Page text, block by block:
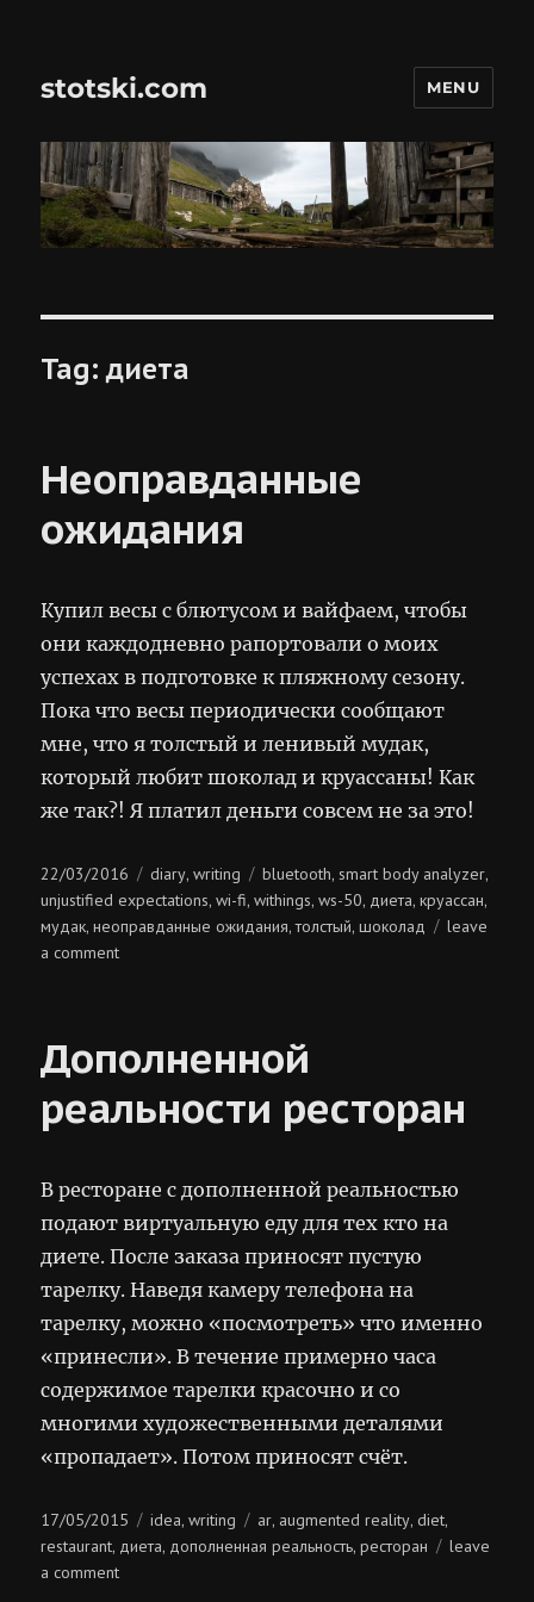
stotski.com MENU
Tag:диета
Неоправданные
ожидания
Купил весы с блютусом и вайфаем, чтобы
они каждодневно рапортовали о моих
успехах в подготовке к пляжному сезону.
Пока что весы периодически сообщают
мне, что я толстый и ленивый мудак,
который любит шоколад и круассаны! Как
же так?! Я платил деньги совсем не за это!
Posted
on
22/03/2016 Categories
diary,writing Tags
bluetooth, smart body analyzer,
unjustified expectations,wi-fi,withings,ws-50, диета,круассан,
мудак,неоправданные ожидания,толстый,шоколад
leave
a commenton
Дополненной
реальности ресторан
В ресторане с дополненной реальностью
подают виртуальную еду для тех кто на
диете. После заказа приносят пустую
тарелку. Наведя камеру телефона на
тарелку, можно «посмотреть» что именно
«принесли». В течение примерно часа
содержимое тарелки красочно и со
многими художественными деталями
«пропадает». Потом приносят счёт.
Posted
on
17/05/2015 Categories
idea,writing Tags
ar, augmented reality,diet,
restaurant, диета, дополненная реальность,ресторан
leave
a commenton